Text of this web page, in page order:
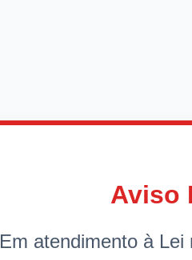
Aviso
Em atendimento à